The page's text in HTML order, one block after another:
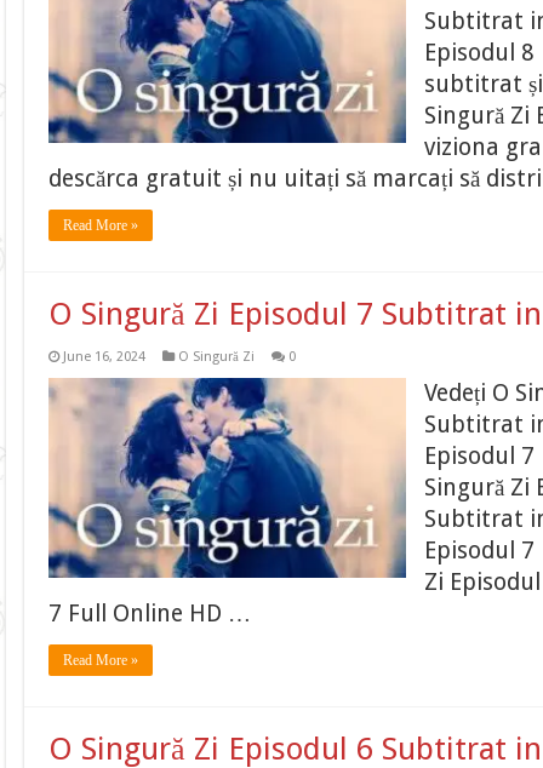
Subtitrat
Episodul
subtitrat
Singură Zi
viziona
descărca gratuit și nu uitați să marcați să
Read More »
O Singură Zi Episodul 7 Subtitrat
June 16, 2024 O Singură Zi 0
Vedeți O
Subtitrat
Episodul 7
Singură Zi
Subtitrat
Episodul 7
Zi
7 Full Online HD …
Read More »
O Singură Zi Episodul 6 Subtitrat